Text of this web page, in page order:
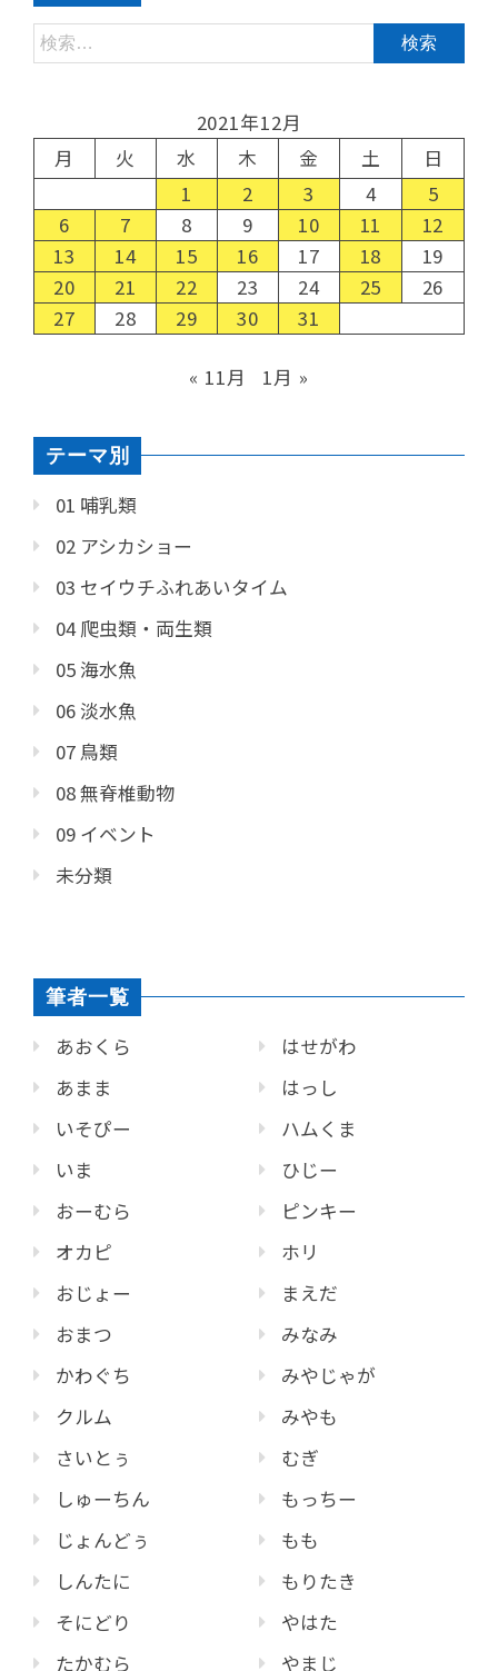
2021年12月
月
火 水 木 金 土
日
1
2 3 4
5
6
7 8 9 10 11
12
13
14 15 16 17 18
19
20
21 22 23 24 25
26
27
28 29 30 31
« 11月 1月 »
テーマ別
01 哺乳類
02 アシカショー
03 セイウチふれあいタイム
04 爬虫類・両生類
05 海水魚
06 淡水魚
07 鳥類
08 無脊椎動物
09 イベント
未分類
筆者一覧
あおくら
あまま
いそぴー
いま
おーむら
オカピ
おじょー
おまつ
かわぐち
クルム
さいとぅ
しゅーちん
じょんどぅ
しんたに
そにどり
たかむら
はせがわ
はっし
ハムくま
ひじー
ピンキー
ホリ
まえだ
みなみ
みやじゃが
みやも
むぎ
もっちー
もも
もりたき
やはた
やまじ